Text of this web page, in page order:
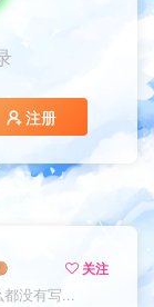
注册
关注
都没有写...
注册
关注
都没有写...